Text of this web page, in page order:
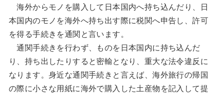
海外からモノを購入して日本国内へ持ち込んだり、日
本国内のモノを海外へ持ち出す際に税関へ申告し、許可
を得る手続きを通関と言います。
通関手続きを行わず、ものを日本国内に持ち込んだ
り、持ち出したりすると密輸となり、重大な法令違反に
なります。身近な通関手続きと言えば、海外旅行の帰国
の際に小さな用紙に海外で購入した土産物を記入して提